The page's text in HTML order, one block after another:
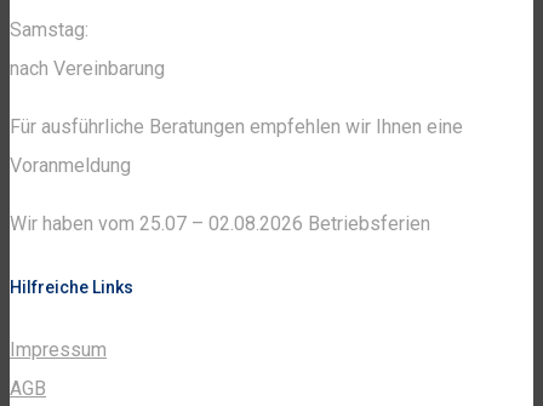
Samstag:
nach Vereinbarung
Für ausführliche Beratungen empfehlen wir Ihnen eine
Voranmeldung
Wir haben vom 25.07 – 02.08.2026 Betriebsferien
Hilfreiche Links
Impressum
AGB